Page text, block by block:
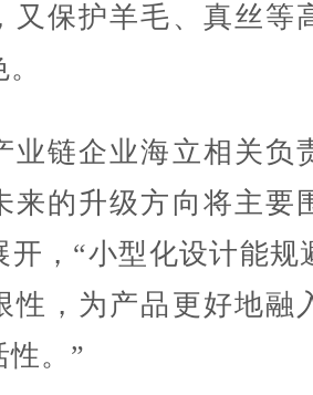
又保护羊毛、真丝等
链企业海立相关负
来的升级方向将主要
开，“小型化设计能规
性，为产品更好地融
性。”